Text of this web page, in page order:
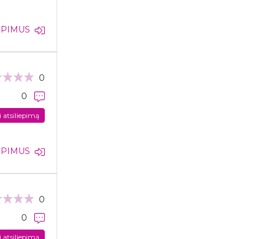
0
0
atsiliepimą
0
0
atsiliepimą